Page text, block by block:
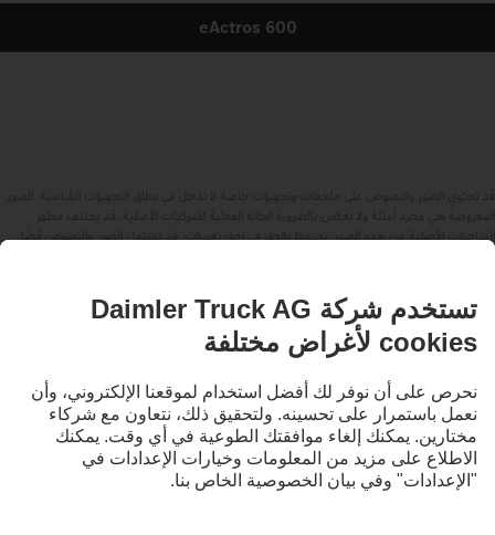
eActros 600
الشاحنات الأصلية عن هذه الصور. نحتفظ بالحق في إجراء تغييرات. قد تشتمل الصور والنصوص أيضًا
باعتبارنا شركة عالمية، فإن تكافؤ الفرص والتنوع والانفتاح والاحترام من المعتقدات الأساسية لدينا في
شركة Daimler Truck AG. ويتجلى ذلك في طريقة تفكيرنا وتصرفنا والتواصل معنا. بشكل أساسي،
تشير جميع المصطلحات المختارة بطبيعة الحال إلى جميع الأجناس والهويات.
لنبقى على تواصل.